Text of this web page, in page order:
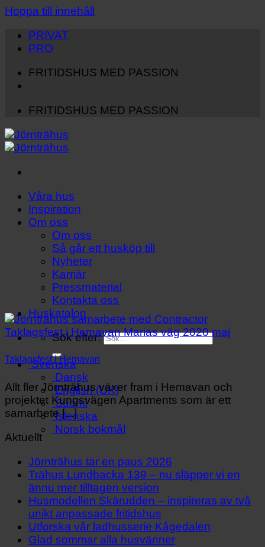
Hoppa till innehåll
PRIVAT
PRO
FRITIDSHUS MED PASSION
FRITIDSHUS MED PASSION
Våra hus
Inspiration
Om oss
Om oss
Så går ett husköp till
Nyheter
Karriär
Pressmaterial
Kontakta oss
Huskatalog
Sök efter:
Svenska
Dansk
English (UK)
Suomi
Íslenska
Norsk bokmål
Taklagsfest i Hemavan
Allt fler Jörnträhus växer fram i Hemavan och
projektet Kungsvägen Apartments som är ett
samarbete [...]
Aktuellt
Jörnträhus tar en paus 2026
Trähus Lundbacka 139 – nu släpper vi en
ännu mer tilltagen version
Husmodellen Skärudden – inspireras av två
unikt anpassade fritidshus
Utforska vår ladhusserie Kågedalen
Glad sommar alla husvänner